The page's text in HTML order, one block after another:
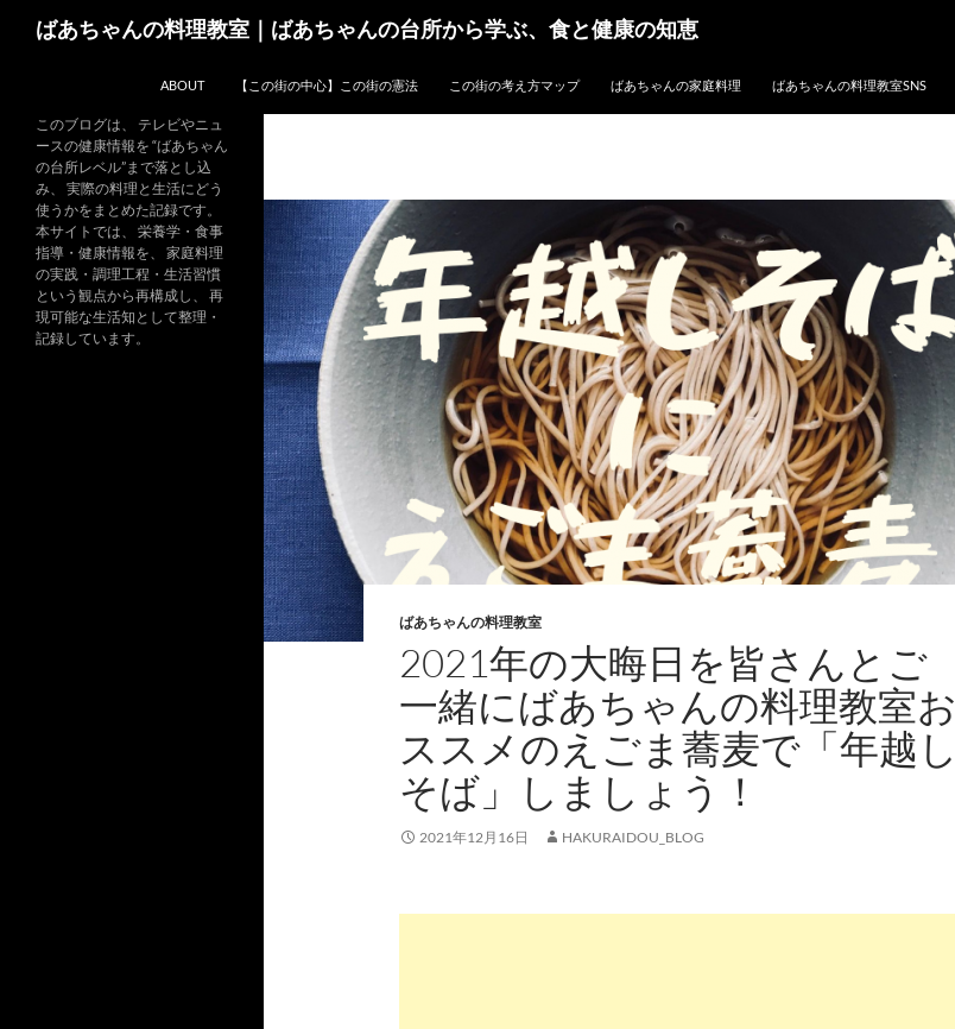
ばあちゃんの料理教室｜ばあちゃんの台所から学ぶ、食と健康の知恵
ABOUT 【この街の中心】この街の憲法 この街の考え方マップ ばあちゃんの家庭料理 ばあちゃんの料理教室SNS
ばあちゃんの料理教室
2021年の大晦日を皆さんとご
一緒にばあちゃんの料理教室お
ススメのえごま蕎麦で「年越し
そば」しましょう！
2021年12月16日 HAKURAIDOU_BLOG
このブログは、 テレビやニュ
ースの健康情報を “ばあちゃん
の台所レベル”まで落とし込
み、 実際の料理と生活にどう
使うかをまとめた記録です。
本サイトでは、 栄養学・食事
指導・健康情報を、 家庭料理
の実践・調理工程・生活習慣
という観点から再構成し、 再
現可能な生活知として整理・
記録しています。